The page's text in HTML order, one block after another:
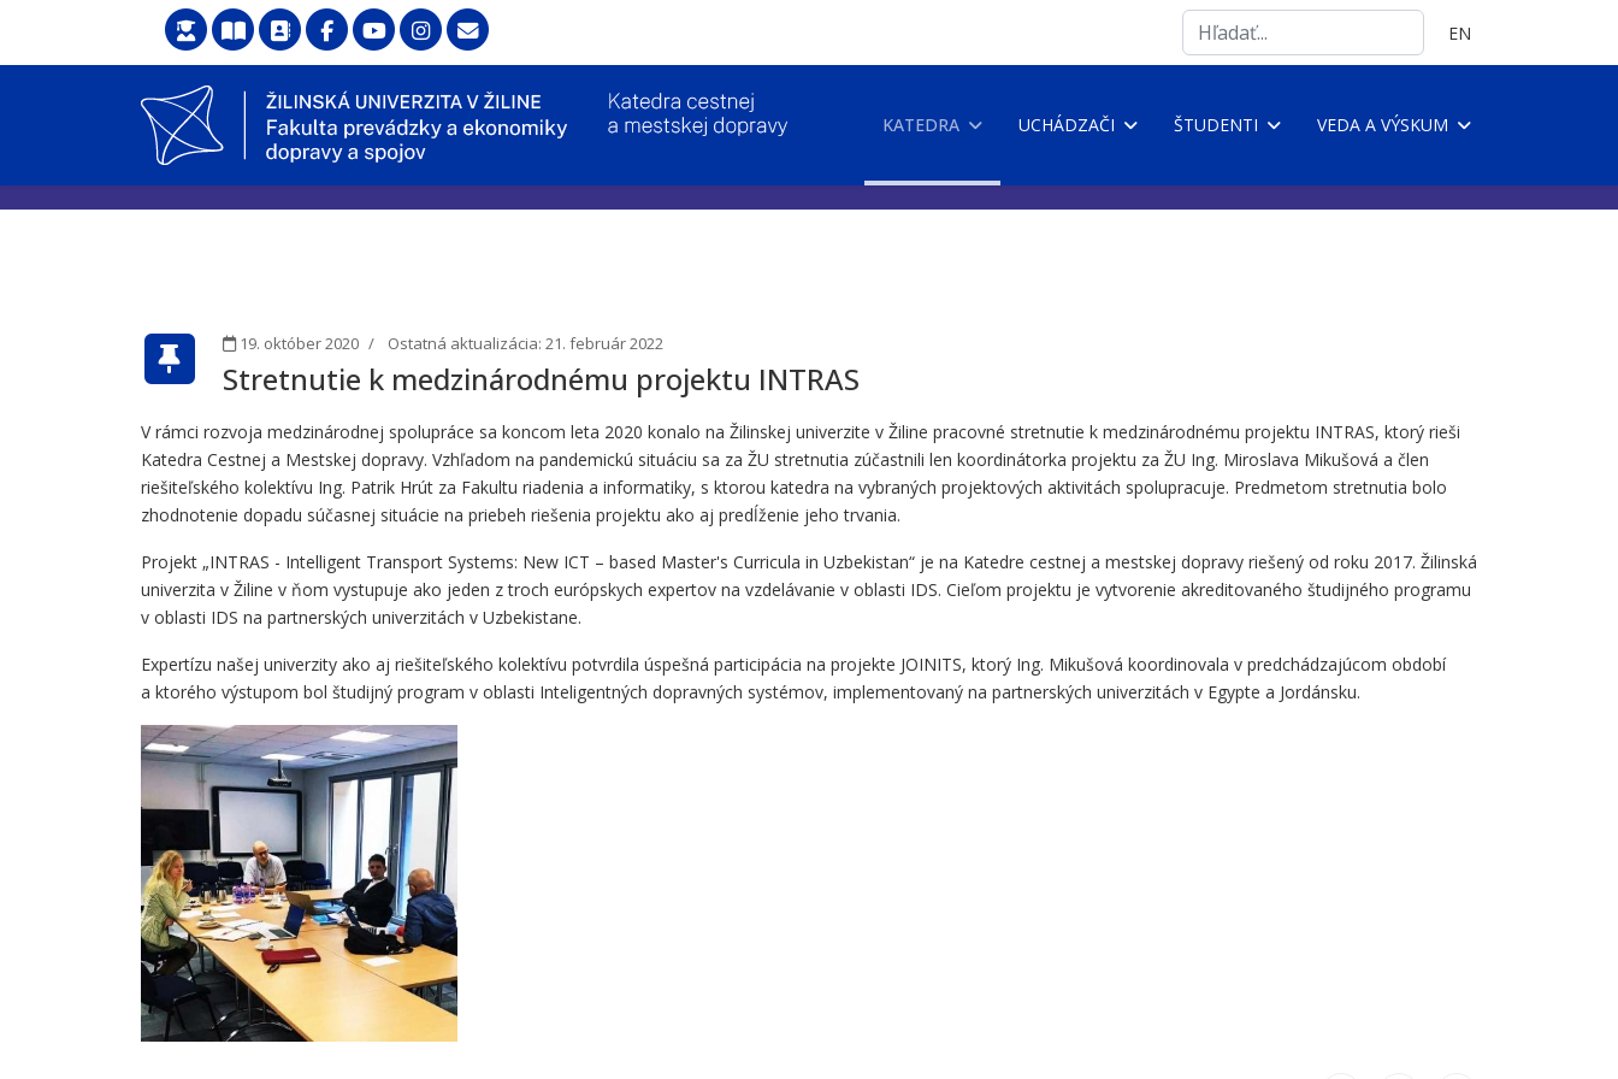
Search
...
Vyberte váš jazyk
EN
KATEDRA UCHÁDZAČI ŠTUDENTI VEDA A VÝSKUM
19. október 2020 Ostatná aktualizácia: 21. február 2022
Stretnutie k medzinárodnému projektu INTRAS
V rámci rozvoja medzinárodnej spolupráce sa koncom leta 2020 konalo na Žilinskej univerzite v Žiline pracovné stretnutie k medzinárodnému projektu INTRAS, ktorý rieši
Katedra Cestnej a Mestskej dopravy. Vzhľadom na pandemickú situáciu sa za ŽU stretnutia zúčastnili len koordinátorka projektu za ŽU Ing. Miroslava Mikušová a člen
riešiteľského kolektívu Ing. Patrik Hrút za Fakultu riadenia a informatiky, s ktorou katedra na vybraných projektových aktivitách spolupracuje. Predmetom stretnutia bolo
zhodnotenie dopadu súčasnej situácie na priebeh riešenia projektu ako aj predĺženie jeho trvania.
Projekt „INTRAS - Intelligent Transport Systems: New ICT – based Master's Curricula in Uzbekistan“ je na Katedre cestnej a mestskej dopravy riešený od roku 2017. Žilinská
univerzita v Žiline v ňom vystupuje ako jeden z troch európskych expertov na vzdelávanie v oblasti IDS. Cieľom projektu je vytvorenie akreditovaného študijného programu
v oblasti IDS na partnerských univerzitách v Uzbekistane.
Expertízu našej univerzity ako aj riešiteľského kolektívu potvrdila úspešná participácia na projekte JOINITS, ktorý Ing. Mikušová koordinovala v predchádzajúcom období
a ktorého výstupom bol študijný program v oblasti Inteligentných dopravných systémov, implementovaný na partnerských univerzitách v Egypte a Jordánsku.